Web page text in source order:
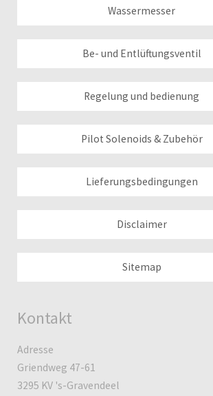
Wassermesser
Be- und Entlüftungsventil
Regelung und bedienung
Pilot Solenoids & Zubehör
Lieferungsbedingungen
Disclaimer
Sitemap
Kontakt
Adresse
Griendweg 47-61
3295 KV 's-Gravendeel